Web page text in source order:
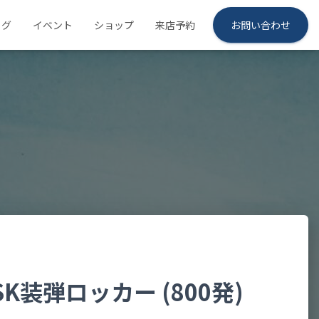
イベント ショップ 来店予約 お問い合わせ
装弾ロッカー (800発)